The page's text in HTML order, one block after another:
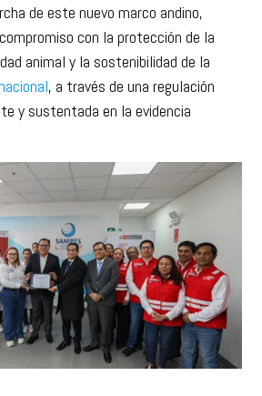
de este nuevo marco andino,
con la protección de la
animal y la sostenibilidad de la
, a través de una regulación
y sustentada en la evidencia